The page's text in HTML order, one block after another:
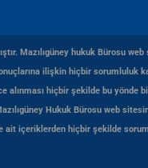
Mazılıgüney hukuk Bürosu
ilişkin hiçbir sorumluluk
alınması hiçbir şekilde bu
Hukuk Bürosu web
ait içeriklerden hiçbir şekilde